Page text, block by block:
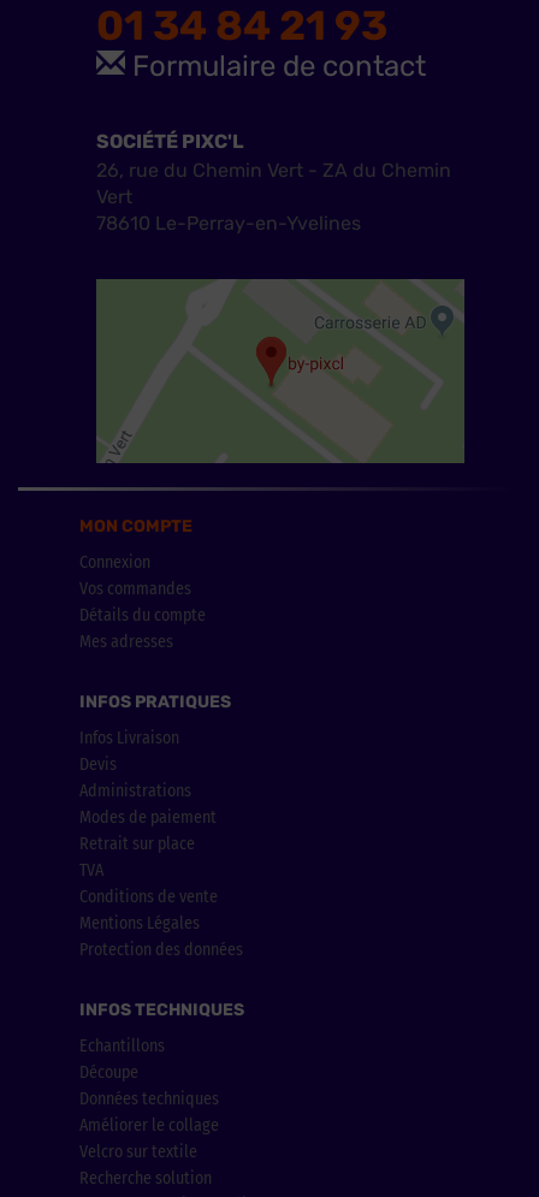
01 34 84 21 93
Formulaire de contact
SOCIÉTÉ PIXC'L
26, rue du Chemin Vert - ZA du Chemin
Vert
78610 Le-Perray-en-Yvelines
MON COMPTE
Connexion
Vos commandes
Détails du compte
Mes adresses
INFOS PRATIQUES
Infos Livraison
Devis
Administrations
Modes de paiement
Retrait sur place
TVA
Conditions de vente
Mentions Légales
Protection des données
INFOS TECHNIQUES
Echantillons
Découpe
Données techniques
Améliorer le collage
Velcro sur textile
Recherche solution